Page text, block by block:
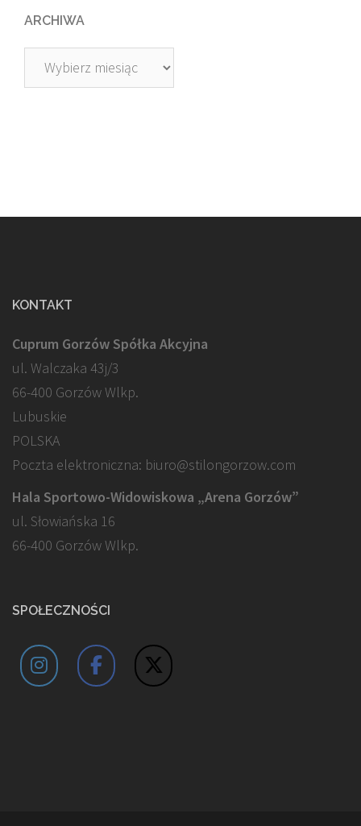
ARCHIWA
Archiwa
KONTAKT
Cuprum Gorzów Spółka Akcyjna
ul. Walczaka 43j/3
66-400 Gorzów Wlkp.
Lubuskie
POLSKA
Poczta elektroniczna: biuro@stilongorzow.com
Hala Sportowo-Widowiskowa „Arena Gorzów”
ul. Słowiańska 16
66-400 Gorzów Wlkp.
SPOŁECZNOŚCI